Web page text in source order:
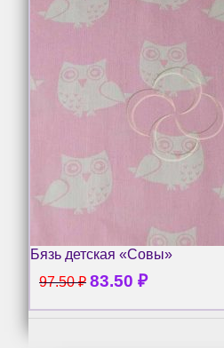
Бязь детская «Совы»
97.50₽ 83.50 ₽